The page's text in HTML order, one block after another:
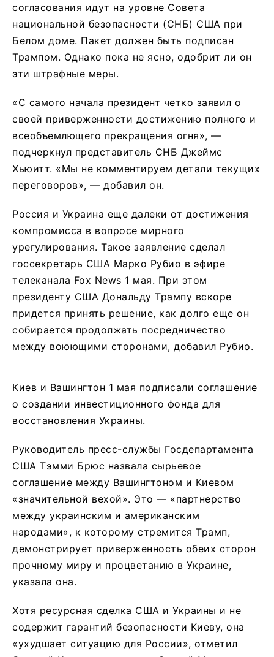
согласования идут на уровне Совета
национальной безопасности (СНБ) США при
Белом доме. Пакет должен быть подписан
Трампом. Однако пока не ясно, одобрит ли он
эти штрафные меры.
«С самого начала президент четко заявил о
своей приверженности достижению полного и
всеобъемлющего прекращения огня», —
подчеркнул представитель СНБ Джеймс
Хьюитт. «Мы не комментируем детали текущих
переговоров», — добавил он.
Россия и Украина еще далеки от достижения
компромисса в вопросе мирного
урегулирования. Такое заявление сделал
госсекретарь США Марко Рубио в эфире
телеканала Fox News 1 мая. При этом
президенту США Дональду Трампу вскоре
придется принять решение, как долго еще он
собирается продолжать посредничество
между воюющими сторонами, добавил Рубио.
Киев и Вашингтон 1 мая подписали соглашение
о создании инвестиционного фонда для
восстановления Украины.
Руководитель пресс-службы Госдепартамента
США Тэмми Брюс назвала сырьевое
соглашение между Вашингтоном и Киевом
«значительной вехой». Это — «партнерство
между украинским и американским
народами», к которому стремится Трамп,
демонстрирует приверженность обеих сторон
прочному миру и процветанию в Украине,
указала она.
Хотя ресурсная сделка США и Украины и не
содержит гарантий безопасности Киеву, она
«ухудшает ситуацию для России», отметил